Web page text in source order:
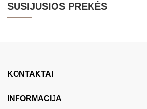
SUSIJUSIOS PREKĖS
KONTAKTAI
INFORMACIJA